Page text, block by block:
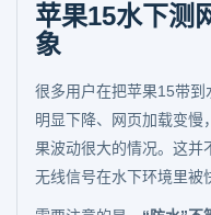
苹果15水下测
象
很多用户在把苹果15带
明显下降、网页加载变
果波动很大的情况。这并
无线信号在水下环境里被